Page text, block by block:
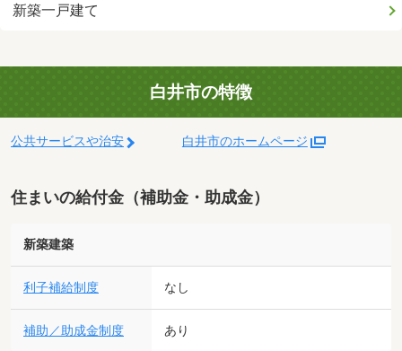
新築一戸建て
白井市の特徴
公共サービスや治安 白井市のホームページ
住まいの給付金（補助金・助成金）
新築建築
利子補給制度 なし
補助／助成金制度 あり